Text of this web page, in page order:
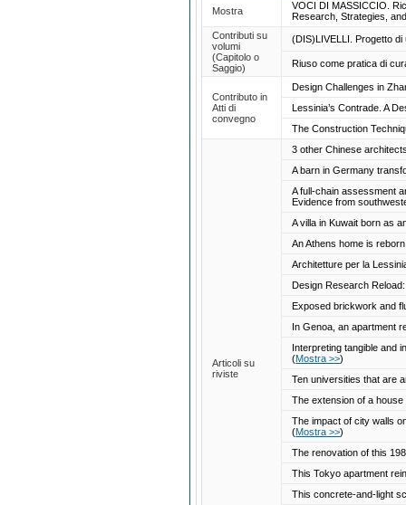
Mostra
VOCI DI MASSICCIO.
Research, Strategies,
Contributi su
volumi
(Capitolo o
Saggio)
(DIS)LIVELLI. Progetto
Riuso come pratica di
Contributo in
Atti di
convegno
Design Challenges in
Lessinia’s Contrade. A
The Construction
Articoli su
riviste
3 other Chinese
A barn in Germany
A full-chain assessment
Evidence from
A villa in Kuwait born as
An Athens home is
Architetture per la
Design Research
Exposed brickwork and
In Genoa, an apartment
Interpreting tangible and
(Mostra >>)
Ten universities that are
The extension of a
The impact of city walls
(Mostra >>)
The renovation of this
This Tokyo apartment
This concrete-and-light